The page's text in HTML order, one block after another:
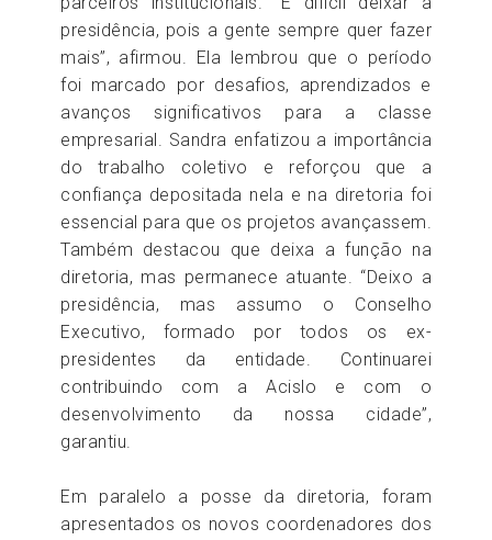
presidência, pois a gente sempre quer fazer
mais”, afirmou. Ela lembrou que o período
foi marcado por desafios, aprendizados e
avanços significativos para a classe
empresarial. Sandra enfatizou a importância
do trabalho coletivo e reforçou que a
confiança depositada nela e na diretoria foi
essencial para que os projetos avançassem.
Também destacou que deixa a função na
diretoria, mas permanece atuante. “Deixo a
presidência, mas assumo o Conselho
Executivo, formado por todos os ex-
presidentes da entidade. Continuarei
contribuindo com a Acislo e com o
desenvolvimento da nossa cidade”,
garantiu.
Em paralelo a posse da diretoria, foram
apresentados os novos coordenadores dos